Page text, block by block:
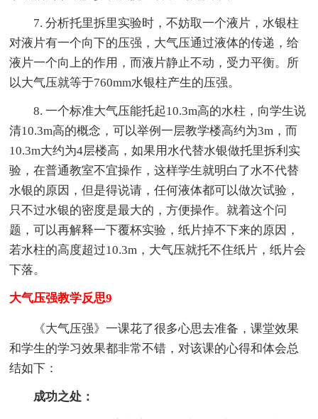
7. 分析托里拆里实验时，不妨取一个液片，水银柱
对液片有一个向下的压强，大气压通过液体的传递，给
液片一个向上的作用，而液片静止不动，受力平衡。所
以大气压就等于760mm水银柱产生的压强。
8. 一个标准大气压能托起10.3m高的水柱，向学生说
清10.3m高的概念，可以举例一层教学楼高约为3m，而
10.3m大约为4层楼高，如果用水代替水银做托里拆利实
验，在普通教室不宜操作，这样学生就明白了水不代替
水银的原因，但是得说请，任何液体都可以做次试验，
只不过水银的密度是最大的，方便操作。就着这个问
题，可以再解释一下覆杯实验，纸片掉不下来的原因，
若水柱的高度超过10.3m，大气压就托不住纸片，纸片会
下落。
大气压强教学反思9
《大气压强》一课花了很多心思去准备，课堂效果
和学生的学习效果都非常不错，对该课的心得和体会总
结如下：
成功之处：